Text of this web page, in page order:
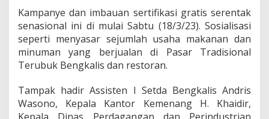
i
s
,
K
m
n
a
g
Kampanye dan imbauan sertifikasi gratis serentak
senasional ini di mulai Sabtu (18/3/23). Sosialisasi
seperti menyasar sejumlah usaha makanan dan
minuman yang berjualan di Pasar Tradisional
Terubuk Bengkalis dan restoran.
Tampak hadir Assisten I Setda Bengkalis Andris
Wasono, Kepala Kantor Kemenang H. Khaidir,